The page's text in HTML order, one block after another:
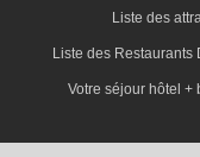
Liste des
Liste des Restaurants
Votre séjour hôtel +